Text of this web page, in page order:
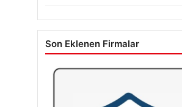
Son Eklenen Firmalar